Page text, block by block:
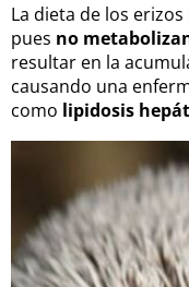
La dieta de los
pues no
resultar en la
causando una
como lipidosis